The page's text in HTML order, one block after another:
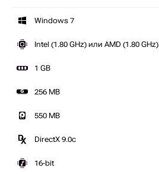
Windows 7
Intel (1.80 GHz) или AMD (1.80 GHz)
1 GB
256 MB
550 MB
DirectX 9.0c
16-bit